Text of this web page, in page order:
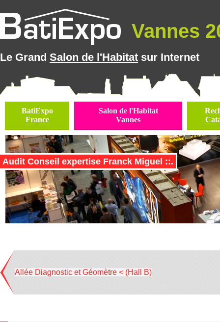
Vannes
Le Grand Salon de l'Habitat sur Internet
BatiExpo
France
Salon de l'Habitat
Vannes
Audit Conseil expertise Franck Miguel ::.
Allée Diagnostic et Géomètre < (Hall B)